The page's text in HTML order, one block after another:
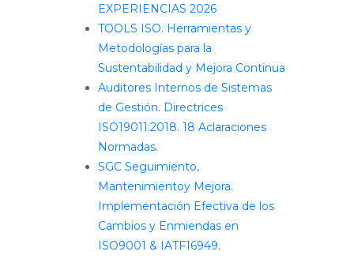
EXPERIENCIAS 2026
TOOLS ISO. Herramientas y
Metodologías para la
Sustentabilidad y Mejora Continua
Auditores Internos de Sistemas
de Gestión. Directrices
ISO19011:2018. 18 Aclaraciones
Normadas.
SGC Seguimiento,
Mantenimientoy Mejora.
Implementación Efectiva de los
Cambios y Enmiendas en
ISO9001 & IATF16949.